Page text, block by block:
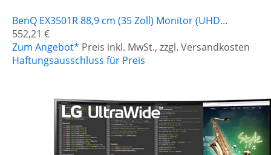
BenQ EX3501R 88,9 cm (35 Zoll) Monitor (UHD...
552,21 €
Zum Angebot* Preis inkl. MwSt., zzgl. Versandkosten
Haftungsausschluss für Preis